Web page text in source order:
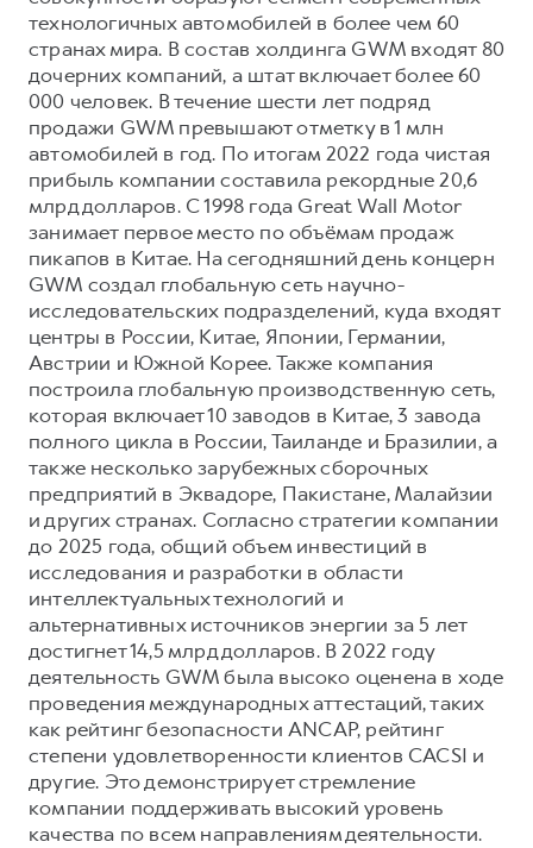
технологичных автомобилей в более чем 60
странах мира. В состав холдинга GWM входят 80
дочерних компаний, а штат включает более 60
000 человек. В течение шести лет подряд
продажи GWM превышают отметку в 1 млн
автомобилей в год. По итогам 2022 года чистая
прибыль компании составила рекордные 20,6
млрд долларов. С 1998 года Great Wall Motor
занимает первое место по объёмам продаж
пикапов в Китае. На сегодняшний день концерн
GWM создал глобальную сеть научно-
исследовательских подразделений, куда входят
центры в России, Китае, Японии, Германии,
Австрии и Южной Корее. Также компания
построила глобальную производственную сеть,
которая включает 10 заводов в Китае, 3 завода
полного цикла в России, Таиланде и Бразилии, а
также несколько зарубежных сборочных
предприятий в Эквадоре, Пакистане, Малайзии
и других странах. Согласно стратегии компании
до 2025 года, общий объем инвестиций в
исследования и разработки в области
интеллектуальных технологий и
альтернативных источников энергии за 5 лет
достигнет 14,5 млрд долларов. В 2022 году
деятельность GWM была высоко оценена в ходе
проведения международных аттестаций, таких
как рейтинг безопасности ANCAP, рейтинг
степени удовлетворенности клиентов CACSI и
другие. Это демонстрирует стремление
компании поддерживать высокий уровень
качества по всем направлениям деятельности.